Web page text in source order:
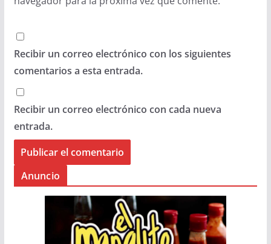
Recibir un correo electrónico con los siguientes
comentarios a esta entrada.
Recibir un correo electrónico con cada nueva
entrada.
Anuncio